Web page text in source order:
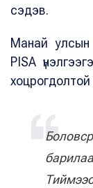
сэдэв.
Манай
PISA
хоцрогдолтой